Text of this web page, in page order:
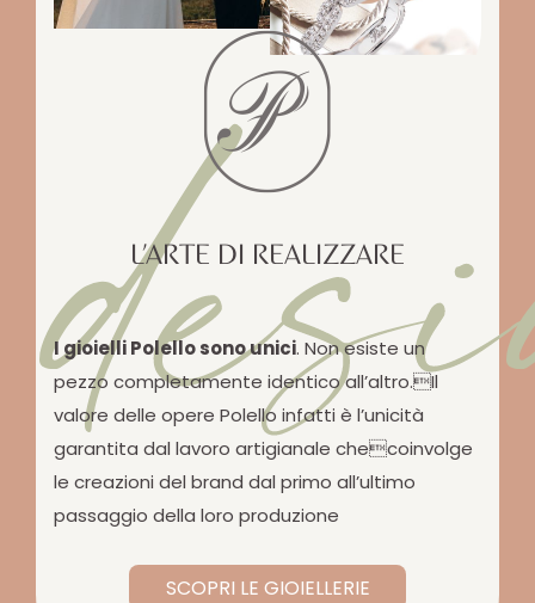
L’ARTE DI REALIZZARE
I gioielli Polello sono unici. Non esiste un
pezzo completamente identico all’altro.Il
valore delle opere Polello infatti è l’unicità
garantita dal lavoro artigianale checoinvolge
le creazioni del brand dal primo all’ultimo
passaggio della loro produzione
SCOPRI LE GIOIELLERIE